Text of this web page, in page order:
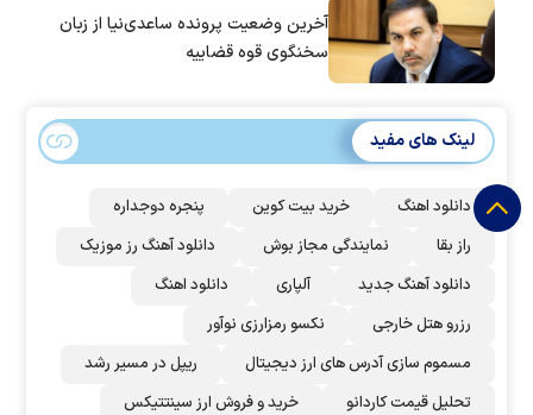
آخرین وضعیت پرونده ساعدی‌نیا از زبان
سخنگوی قوه قضاییه
لینک های مفید
دانلود اهنگ خرید بیت کوین
پنجره دوجداره
راز بقا
نمایندگی مجاز بوش
دانلود آهنگ رز‌ موزیک
دانلود آهنگ جدید
آلپاری
دانلود اهنگ
رزرو هتل خارجی
نکسو رمزارزی نوآور
مسموم سازی آدرس های ارز دیجیتال
ریپل در مسیر رشد
تحلیل قیمت کاردانو
خرید و فروش ارز سینتتیکس